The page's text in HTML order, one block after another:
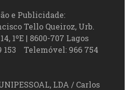
e Publicidade:
Tello Queiroz, Urb.
1ºE | 8600-707 Lagos
153 Telemóvel: 966 754
LDA / Carlos